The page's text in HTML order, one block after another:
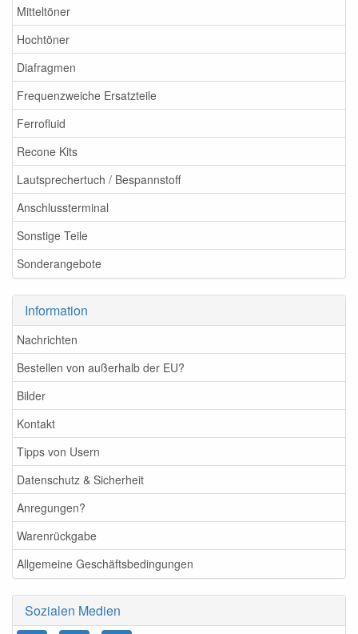
Mitteltöner
Hochtöner
Diafragmen
Frequenzweiche Ersatzteile
Ferrofluid
Recone Kits
Lautsprechertuch / Bespannstoff
Anschlussterminal
Sonstige Teile
Sonderangebote
Information
Nachrichten
Bestellen von außerhalb der EU?
Bilder
Kontakt
Tipps von Usern
Datenschutz & Sicherheit
Anregungen?
Warenrückgabe
Allgemeine Geschäftsbedingungen
Sozialen Medien